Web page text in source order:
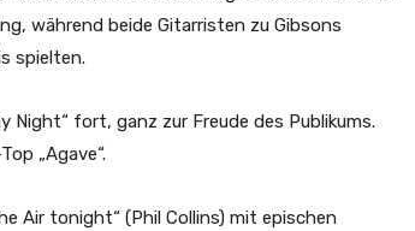
während beide Gitarristen zu Gibsons
spielten.
Night“ fort, ganz zur Freude des Publikums.
„Agave“.
Air tonight“ (Phil Collins) mit epischen